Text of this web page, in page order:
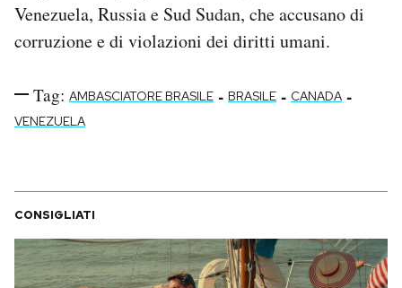
Venezuela, Russia e Sud Sudan, che accusano di
corruzione e di violazioni dei diritti umani.
Tag: AMBASCIATORE BRASILE - BRASILE - CANADA -
VENEZUELA
CONSIGLIATI